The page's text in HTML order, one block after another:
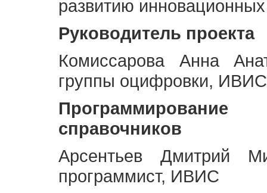
развитию
Руководитель проекта
Комиссарова Анна
группы оцифровки, ИВИС
Программирование
справочников
Арсентьев Дмитрий
программист, ИВИС